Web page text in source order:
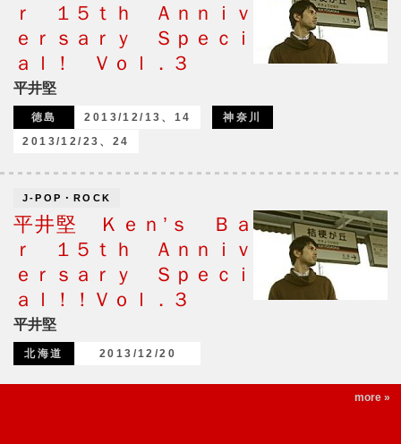
ｒ １５ｔｈ Ａｎｎｉｖ
ｅｒｓａｒｙ Ｓｐｅｃｉ
ａｌ！ Ｖｏｌ．３
平井堅
徳島 2013/12/13、14
神奈川
2013/12/23、24
J-POP・ROCK
平井堅 Ｋｅｎ’ｓ Ｂａ
ｒ １５ｔｈ Ａｎｎｉｖ
ｅｒｓａｒｙ Ｓｐｅｃｉ
ａｌ！！Ｖｏｌ．３
平井堅
北海道 2013/12/20
more »